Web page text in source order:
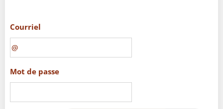
Courriel
Mot de passe